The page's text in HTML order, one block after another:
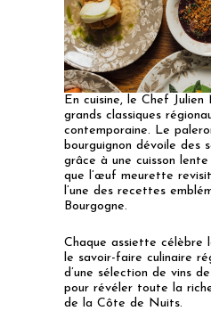
En cuisine, le Chef
grands classiques
contemporaine. Le
bourguignon dévoile des
grâce à une cuisson
que l’œuf meurette
l’une des recettes
Bourgogne.
Chaque assiette célèbre
le savoir-faire culinaire
d’une sélection de vins
pour révéler toute la
de la Côte de Nuits.